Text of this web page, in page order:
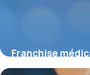
Franchise
2026 et impacts